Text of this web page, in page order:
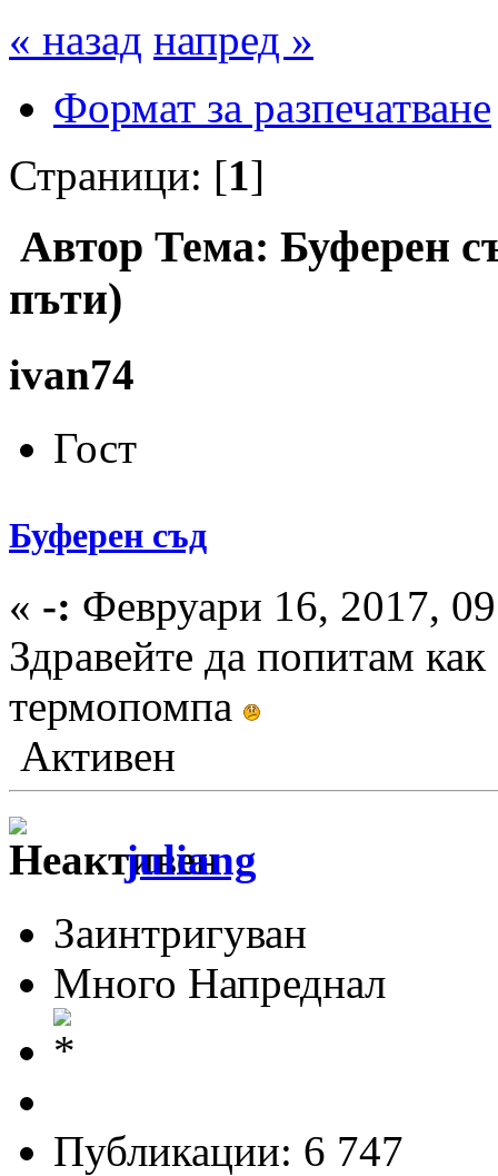
« назад напред »
Формат за разпечатване
Страници: [1]
Автор Тема: Буферен
пъти)
ivan74
Гост
Буферен съд
« -: Февруари 16, 2017,
Здравейте да попитам
термопомпа
Активен
juliang
Заинтригуван
Много Напреднал
Публикации: 6 747